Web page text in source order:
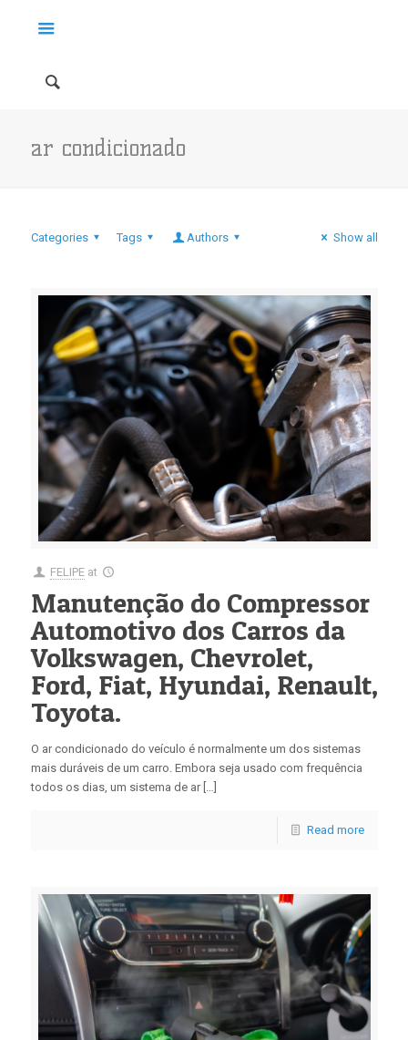
ar condicionado
Categories Tags Authors Show all
FELIPE at
Manutenção do Compressor
Automotivo dos Carros da
Volkswagen, Chevrolet,
Ford, Fiat, Hyundai, Renault,
Toyota.
O ar condicionado do veículo é normalmente um dos sistemas
mais duráveis ​​de um carro. Embora seja usado com frequência
todos os dias, um sistema de ar […]
Read more